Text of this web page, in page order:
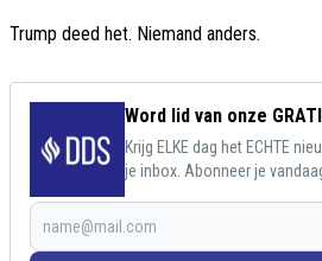
Trump deed het. Niemand anders.
Word lid van onze
Krijg ELKE dag het ECHTE
je inbox. Abonneer je